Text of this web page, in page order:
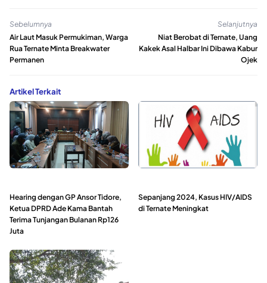
Sebelumnya
Air Laut Masuk Permukiman, Warga
Rua Ternate Minta Breakwater
Permanen
Selanjutnya
Niat Berobat di Ternate, Uang
Kakek Asal Halbar Ini Dibawa Kabur
Ojek
Artikel Terkait
Hearing dengan GP Ansor Tidore,
Ketua DPRD Ade Kama Bantah
Terima Tunjangan Bulanan Rp126
Juta
Sepanjang 2024, Kasus HIV/AIDS
di Ternate Meningkat